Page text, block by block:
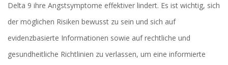
Delta 9 ihre Angstsymptome effektiver lindert. Es ist wichtig, sich
der möglichen Risiken bewusst zu sein und sich auf
evidenzbasierte Informationen sowie auf rechtliche und
gesundheitliche Richtlinien zu verlassen, um eine informierte